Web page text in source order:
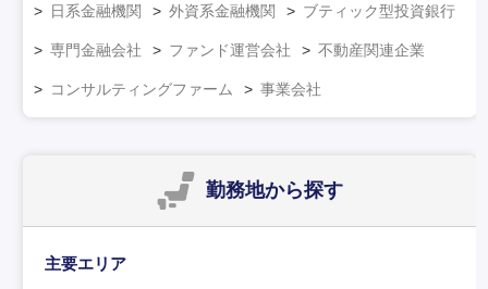
日系金融機関 外資系金融機関 ブティック型投資銀行
専門金融会社 ファンド運営会社 不動産関連企業
コンサルティングファーム 事業会社
勤務地から探す
主要エリア